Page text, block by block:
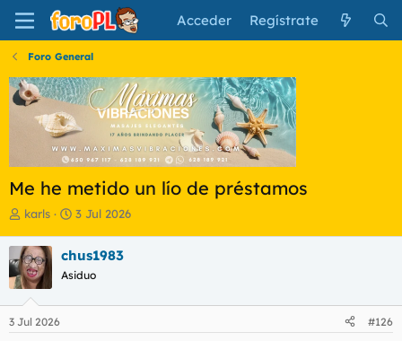
Acceder Regístrate
Foro General
Me he metido un lío de préstamos
I
i
c
i
a
d
o
karls
F
h
a
e
3 Jul 2026
chus1983
Asiduo
3 Jul 2026 #126